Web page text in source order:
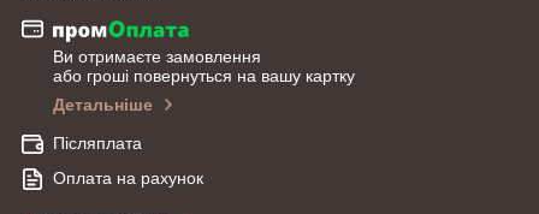
Ви отримаєте замовлення
або гроші повернуться на вашу картку
Детальніше
Післяплата
Оплата на рахунок